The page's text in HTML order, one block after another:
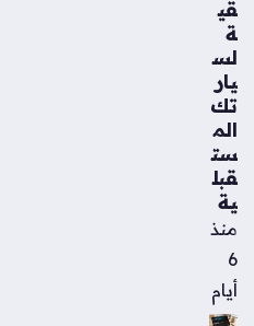
قي
ة
لس
يار
تك
الم
ست
قبل
ية
منذ
6
أيام